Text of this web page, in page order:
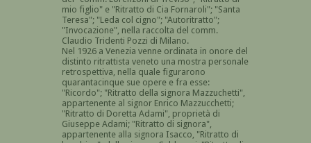
mio figlio" e "Ritratto di Cia Fornaroli"; "Santa
Teresa"; "Leda col cigno"; "Autoritratto";
"Invocazione", nella raccolta del comm.
Claudio Tridenti Pozzi di Milano.
Nel 1926 a Venezia venne ordinata in onore del
distinto ritrattista veneto una mostra personale
retrospettiva, nella quale figurarono
quarantacinque sue opere e fra esse:
"Ricordo"; "Ritratto della signora Mazzuchetti",
appartenente al signor Enrico Mazzucchetti;
"Ritratto di Doretta Adami", proprietà di
Giuseppe Adami; "Ritratto di signora",
appartenente alla signora Isacco, "Ritratto di